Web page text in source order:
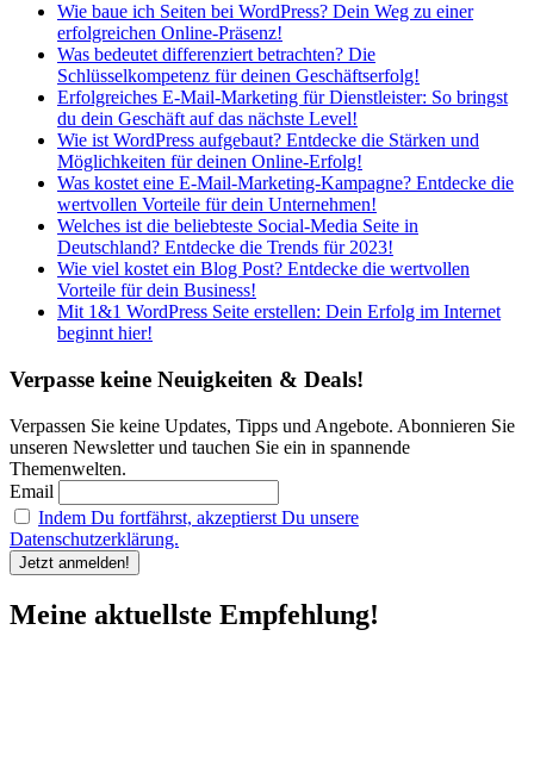
Wie baue ich Seiten bei WordPress? Dein Weg zu einer
erfolgreichen Online-Präsenz!
Was bedeutet differenziert betrachten? Die
Schlüsselkompetenz für deinen Geschäftserfolg!
Erfolgreiches E-Mail-Marketing für Dienstleister: So bringst
du dein Geschäft auf das nächste Level!
Wie ist WordPress aufgebaut? Entdecke die Stärken und
Möglichkeiten für deinen Online-Erfolg!
Was kostet eine E-Mail-Marketing-Kampagne? Entdecke die
wertvollen Vorteile für dein Unternehmen!
Welches ist die beliebteste Social-Media Seite in
Deutschland? Entdecke die Trends für 2023!
Wie viel kostet ein Blog Post? Entdecke die wertvollen
Vorteile für dein Business!
Mit 1&1 WordPress Seite erstellen: Dein Erfolg im Internet
beginnt hier!
Verpasse keine Neuigkeiten & Deals!
Verpassen Sie keine Updates, Tipps und Angebote. Abonnieren Sie
unseren Newsletter und tauchen Sie ein in spannende
Themenwelten.
Email
Indem Du fortfährst, akzeptierst Du unsere
Datenschutzerklärung.
Meine aktuellste Empfehlung!